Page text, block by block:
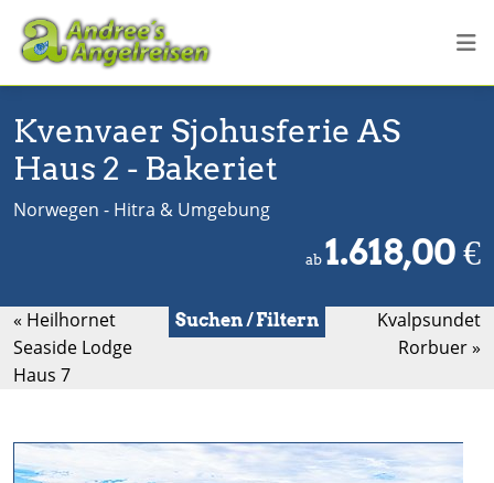
Kvenvaer Sjohusferie AS
Haus 2 - Bakeriet
Norwegen - Hitra & Umgebung
ab 1.618,00€
« Heilhornet
Seaside Lodge
Haus 7
Suchen / Filtern
Kvalpsundet
Rorbuer »